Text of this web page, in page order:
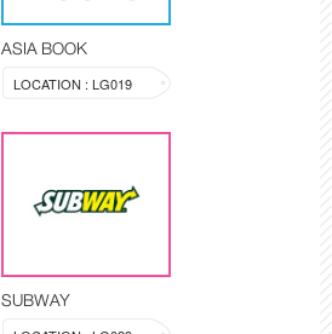
ASIA BOOK
LOCATION : LG019
SUBWAY